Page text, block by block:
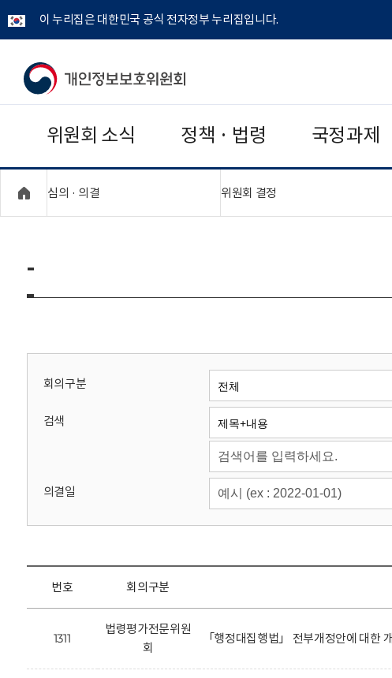
이 누리집은 대한민국 공식 전자정부 누리집입니다.
개
보
보
위
회
위원회 소식 정책 · 법령 국정과제
심의 · 의결 위원회 결정
-
회의구분
검색
의결일
번호 회의구분
1311
법령평가전문위원
회
「행정대집행법」 전부개정안에 대한